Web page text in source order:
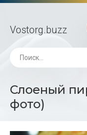
Vostorg.buzz
Слоеный
фото)